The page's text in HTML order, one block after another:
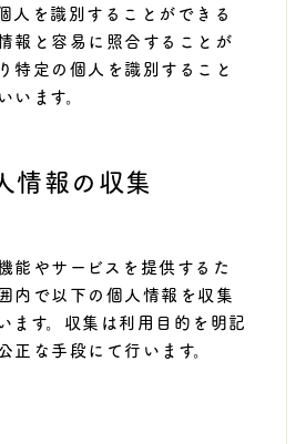
人を識別することができる
報と容易に照合することが
特定の個人を識別すること
ます。
情報の収集
能やサービスを提供するた
内で以下の個人情報を収集
ます。収集は利用目的を明記
正な手段にて行います。